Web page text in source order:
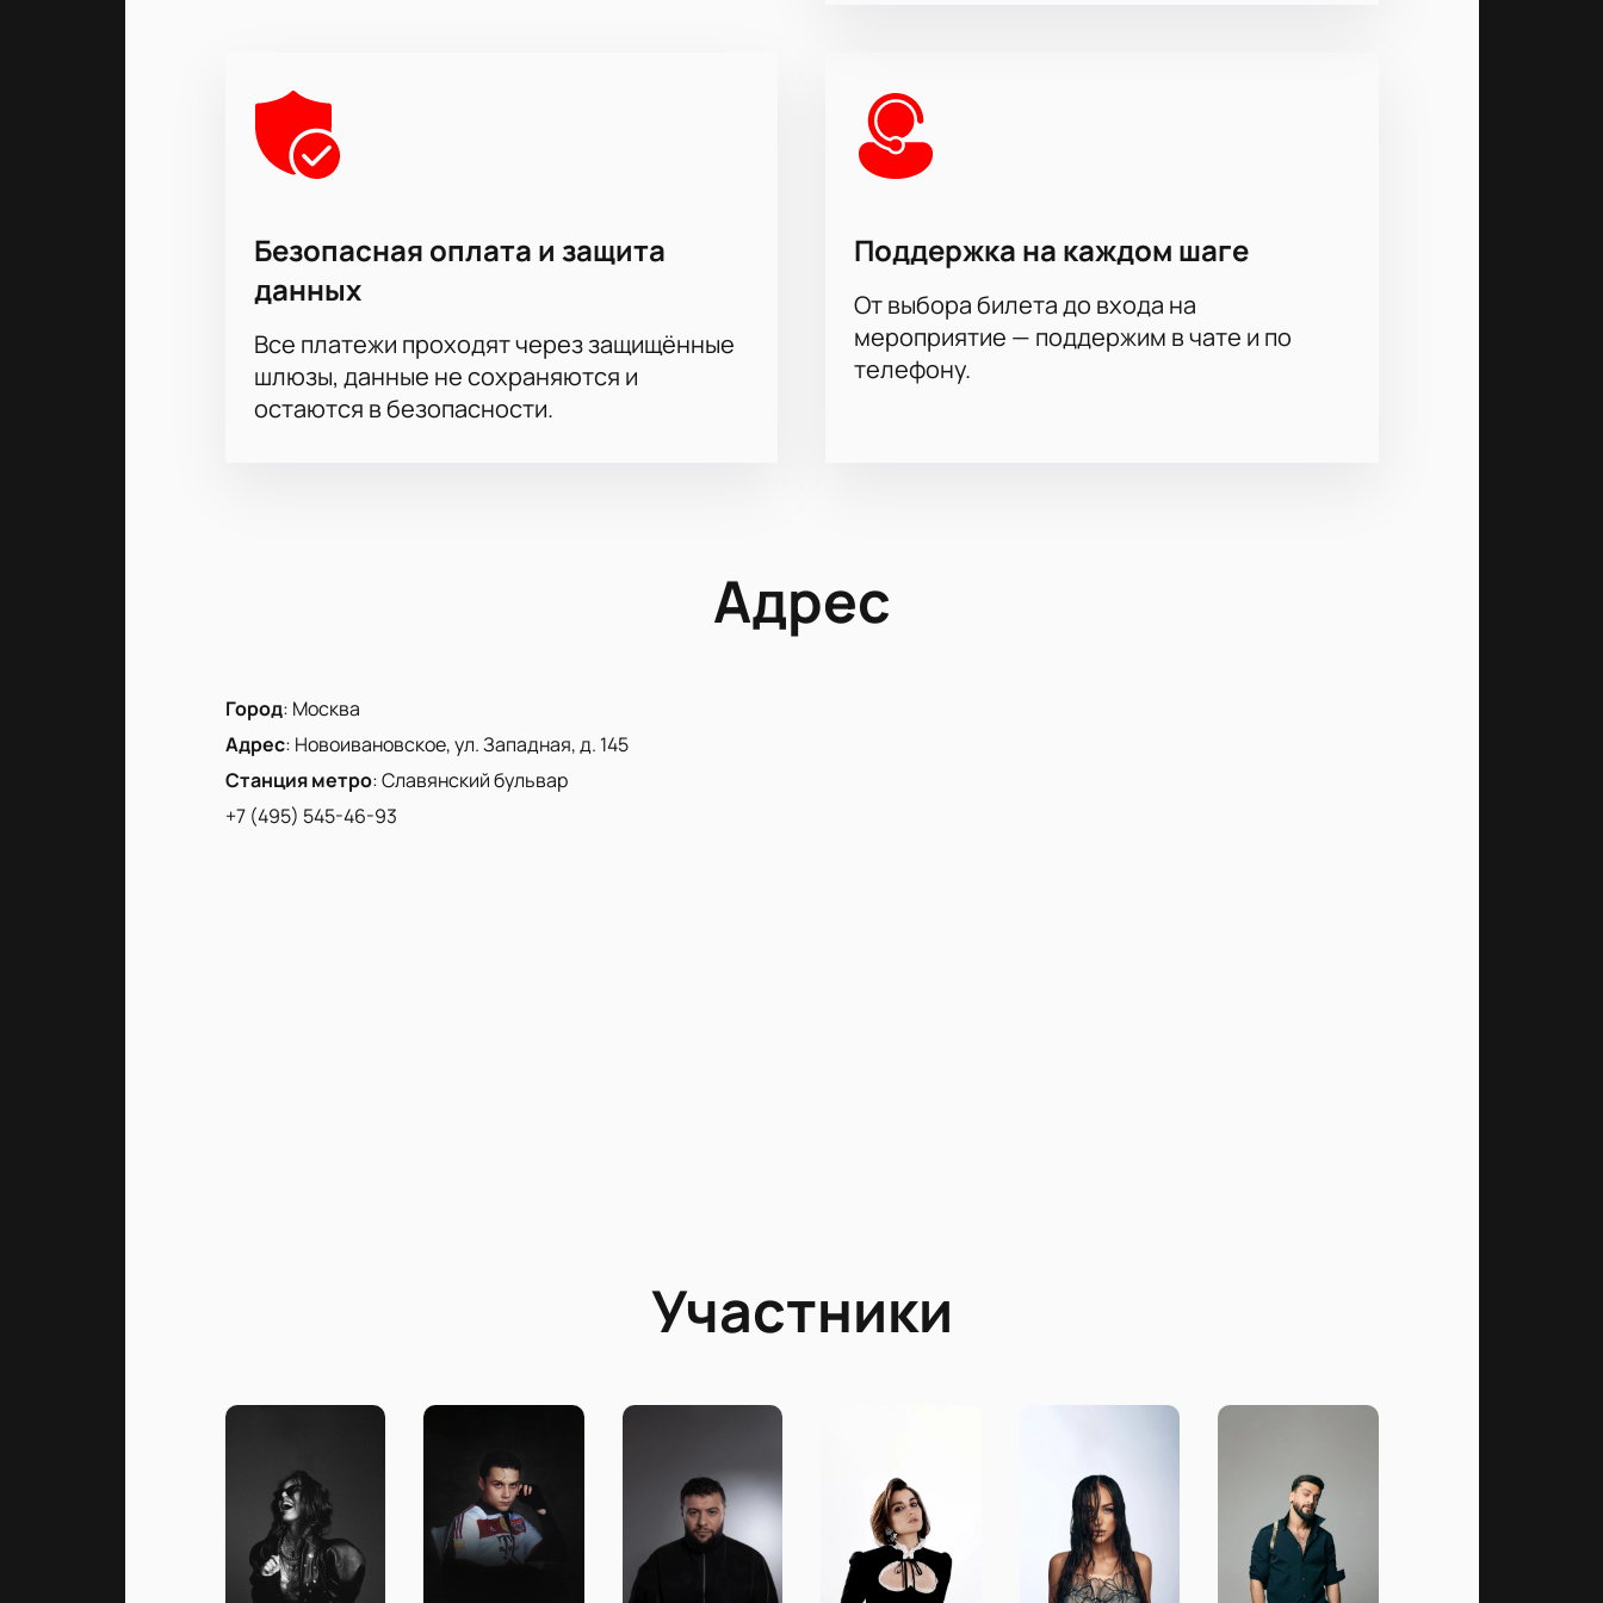
Безопасная оплата и защита
данных
Все платежи проходят через защищённые
шлюзы, данные не сохраняются и
остаются в безопасности.
Поддержка на каждом шаге
От выбора билета до входа на
мероприятие — поддержим в чате и по
телефону.
Адрес
Город: Москва
Адрес: Новоивановское, ул. Западная, д. 145
Станция метро:Славянский бульвар
+7 (495) 545-46-93
Участники